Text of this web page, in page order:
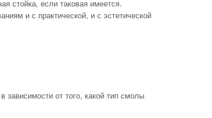
стойка, если таковая имеется.
и с практической, и с эстетической
в зависимости от того, какой тип смолы